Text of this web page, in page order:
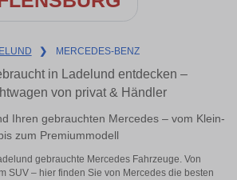
❯ MERCEDES-BENZ
in Ladelund entdecken –
von privat & Händler
Ihren gebrauchten Mercedes – vom Klein-
zum Premiummodell
gebrauchte Mercedes Fahrzeuge. Von
SUV – hier finden Sie von Mercedes die besten